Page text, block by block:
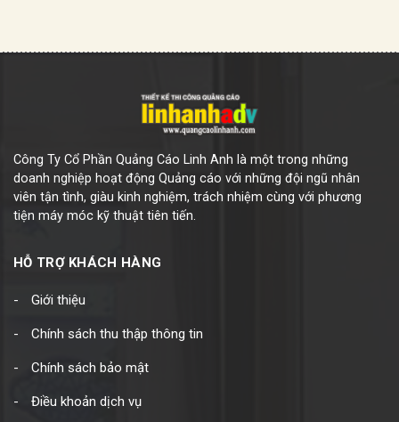
Công Ty Cổ Phần Quảng Cáo Linh Anh là một trong những
doanh nghiệp hoạt động Quảng cáo với những đội ngũ nhân
viên tận tình, giàu kinh nghiệm, trách nhiệm cùng với phương
tiện máy móc kỹ thuật tiên tiến.
HỖ TRỢ KHÁCH HÀNG
Giới thiệu
Chính sách thu thập thông tin
Chính sách bảo mật
Điều khoản dịch vụ